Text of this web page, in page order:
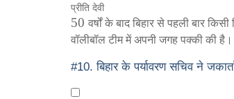
प्रीति देवी
50 वर्षों के बाद बिहार से पहली बार
वॉलीबॉल टीम में अपनी जगह पक्की की है।
#10. बिहार के पर्यावरण सचिव ने